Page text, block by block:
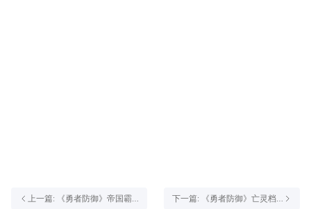
上一篇: 《勇者防御》帝国霸
下一篇: 《勇者防御》亡灵档